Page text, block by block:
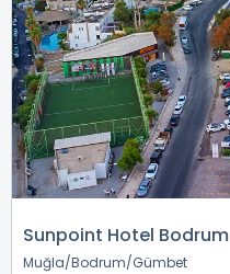
Sunpoint Hotel Bodrum
Muğla Bodrum Gümbet